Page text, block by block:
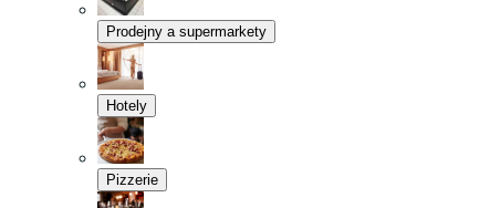
Prodejny a supermarkety
Hotely
Pizzerie